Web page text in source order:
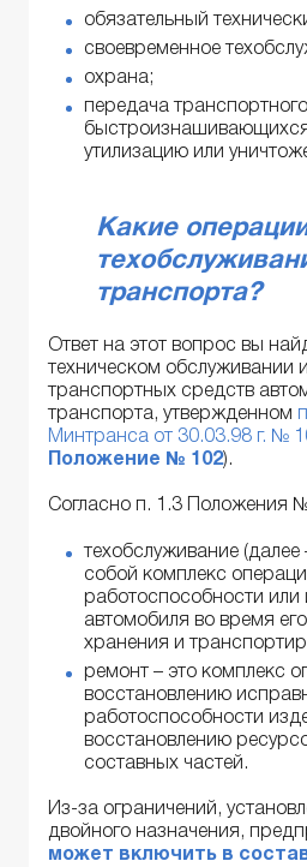
обязательный
своевременное
охрана;
передача
утилизацию или
Какие
транспорта?
Ответ на этот вопрос вы
техническом обслуживании
транспортных средств
транспорта, утвержденном
Минтранса от 30.03.98 г. №
Положение № 102).
Согласно п. 1.3 Положения
техобслуживание
собой комплекс
работоспособности или
автомобиля во время
хранения и
ремонт – это комплекс
восстановлению
работоспособности
восстановлению
составных частей.
Из-за ограничений,
двойного назначения,
может включить в